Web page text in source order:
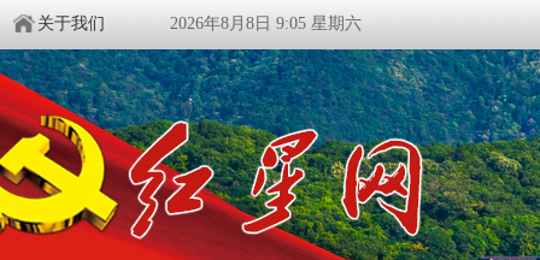
关于我们 2026年8月8日 9:05 星期六